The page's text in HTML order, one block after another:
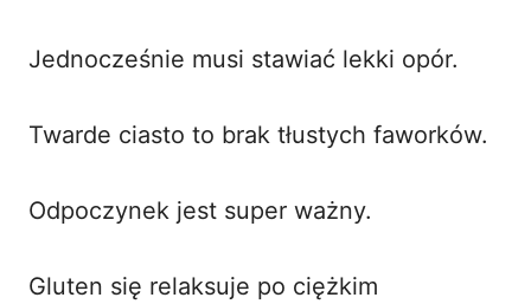
Jednocześnie musi stawiać lekki opór.
Twarde ciasto to brak tłustych faworków.
Odpoczynek jest super ważny.
Gluten się relaksuje po ciężkim